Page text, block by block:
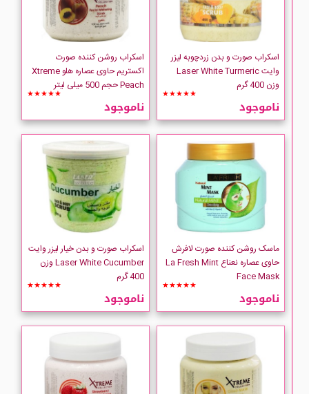
اسکراب صورت و بدن زردچوبه لیزر
وایت Laser White Turmeric
وزن 400 گرم
★★★★★
ناموجود
اسکراب روشن کننده صورت
اکستریم حاوی عصاره هلو Xtreme
Peach حجم 500 میلی لیتر
★★★★★
ناموجود
ماسک روشن کننده صورت لافرش
حاوی عصاره نعناع La Fresh Mint
Face Mask
★★★★★
ناموجود
اسکراب صورت و بدن خیار لیزر وایت
Laser White Cucumber وزن
400 گرم
★★★★★
ناموجود